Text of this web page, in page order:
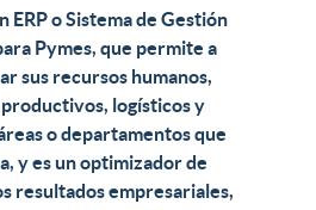
ERP o Sistema de Gestión
Pymes, que permite a
sus recursos humanos,
logísticos y
o departamentos que
y es un optimizador de
resultados empresariales,